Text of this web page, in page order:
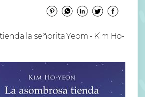
la señorita Yeom - Kim Ho-